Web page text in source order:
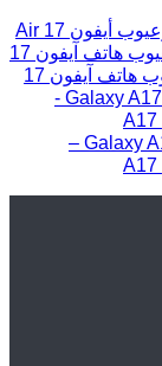
أسعار ومواصفات هاتف سامسونج Galaxy A17 4G –